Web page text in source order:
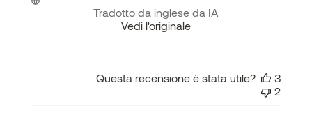
Tradotto da inglese da IA
Vedi l'originale
Questa recensione è stata utile?
3
2